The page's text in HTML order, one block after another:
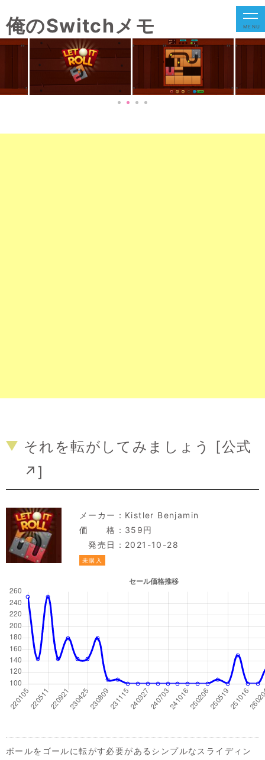
俺のSwitchメモ MENU
それを転がしてみましょう [公式
↗]
メーカー： Kistler Benjamin
価 格：359円
発売日：2021-10-28
未購入
ボールをゴールに転がす必要があるシンプルなスライディン